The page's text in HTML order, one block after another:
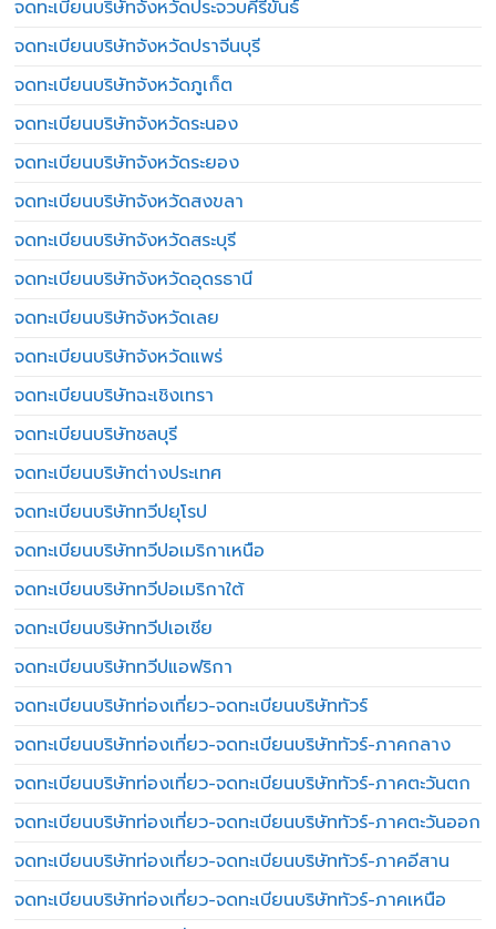
จดทะเบียนบริษัทจังหวัดประจวบคีรีขันธ์
จดทะเบียนบริษัทจังหวัดปราจีนบุรี
จดทะเบียนบริษัทจังหวัดภูเก็ต
จดทะเบียนบริษัทจังหวัดระนอง
จดทะเบียนบริษัทจังหวัดระยอง
จดทะเบียนบริษัทจังหวัดสงขลา
จดทะเบียนบริษัทจังหวัดสระบุรี
จดทะเบียนบริษัทจังหวัดอุดรธานี
จดทะเบียนบริษัทจังหวัดเลย
จดทะเบียนบริษัทจังหวัดแพร่
จดทะเบียนบริษัทฉะเชิงเทรา
จดทะเบียนบริษัทชลบุรี
จดทะเบียนบริษัทต่างประเทศ
จดทะเบียนบริษัททวีปยุโรป
จดทะเบียนบริษัททวีปอเมริกาเหนือ
จดทะเบียนบริษัททวีปอเมริกาใต้
จดทะเบียนบริษัททวีปเอเชีย
จดทะเบียนบริษัททวีปแอฟริกา
จดทะเบียนบริษัทท่องเที่ยว-จดทะเบียนบริษัททัวร์
จดทะเบียนบริษัทท่องเที่ยว-จดทะเบียนบริษัททัวร์-ภาคกลาง
จดทะเบียนบริษัทท่องเที่ยว-จดทะเบียนบริษัททัวร์-ภาคตะวันตก
จดทะเบียนบริษัทท่องเที่ยว-จดทะเบียนบริษัททัวร์-ภาคตะวันออก
จดทะเบียนบริษัทท่องเที่ยว-จดทะเบียนบริษัททัวร์-ภาคอีสาน
จดทะเบียนบริษัทท่องเที่ยว-จดทะเบียนบริษัททัวร์-ภาคเหนือ